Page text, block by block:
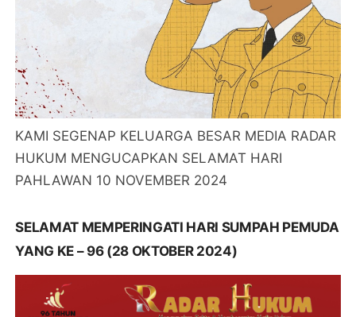
KAMI SEGENAP KELUARGA BESAR MEDIA RADAR
HUKUM MENGUCAPKAN SELAMAT HARI
PAHLAWAN 10 NOVEMBER 2024
SELAMAT MEMPERINGATI HARI SUMPAH PEMUDA
YANG KE – 96 (28 OKTOBER 2024)